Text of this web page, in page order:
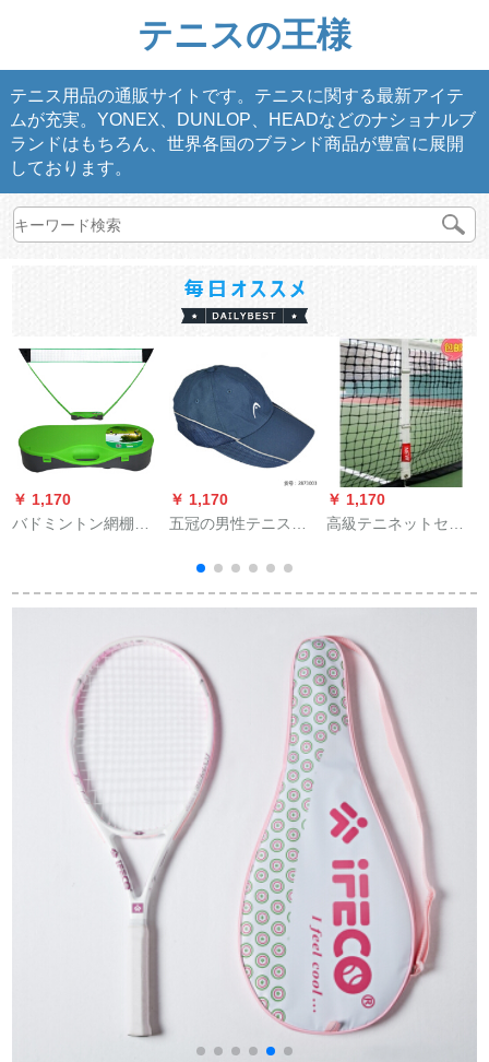
テニスの王様
テニス用品の通販サイトです。テニスに関する最新アイテ
ムが充実。YONEX、DUNLOP、HEADなどのナショナルブ
ランドはもちろん、世界各国のブランド商品が豊富に展開
しております。
￥ 1,170
バドミントン網棚ポ
準ネット室外簡易バ
緑蓋灰底＋ラケット
￥ 1,170
五冠の男性テニス帽
イザーがあります。
野球帽は通気が快適
￥ 1,170
高級テニネットセン
キフック付きの中間